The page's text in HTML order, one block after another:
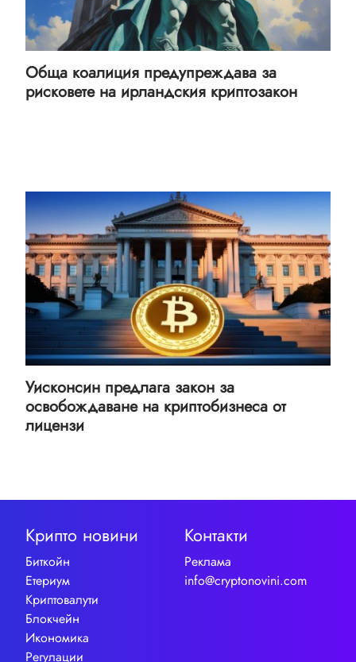
Обща коалиция предупреждава за
рисковете на ирландския криптозакон
Уисконсин предлага закон за
освобождаване на криптобизнеса от
лицензи
Крипто новини
Биткойн
Етериум
Криптовалути
Блокчейн
Икономика
Регулации
Контакти
Реклама
info@cryptonovini.com